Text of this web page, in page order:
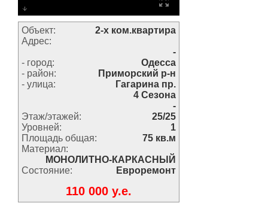
Объект:
2-х ком.квартира
Адрес:
-
- город:
Одесса
- район:
Приморский р-н
- улица:
Гагарина пр.
4 Сезона
-
Этаж/этажей:
25/25
Уровней:
1
Площадь общая:
75 кв.м
Материал:
МОНОЛИТНО-КАРКАСНЫЙ
Состояние:
Евроремонт
110 000 y.e.